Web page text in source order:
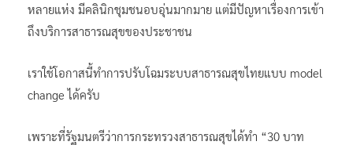
หลายแห่ง มีคลินิกชุมชนอบอุ่นมากมาย แต่มีปัญหาเรื่องการเข้า
ถึงบริการสาธารณสุขของประชาชน
เราใช้โอกาสนี้ทำการปรับโฉมระบบสาธารณสุขไทยแบบ model
change ได้ครับ
เพราะที่รัฐมนตรีว่าการกระทรวงสาธารณสุขได้ทำ “30 บาท